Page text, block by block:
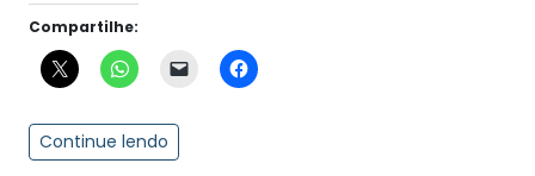
Compartilhe:
Continue lendo